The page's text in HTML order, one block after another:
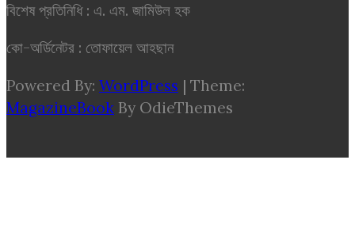
বিশেষ প্রতিনিধি : এ. এম. জামিউল হক
কো-অর্ডিনেটর : তোফায়েল আহছান
Powered By: WordPress | Theme:
MagazineBook By OdieThemes